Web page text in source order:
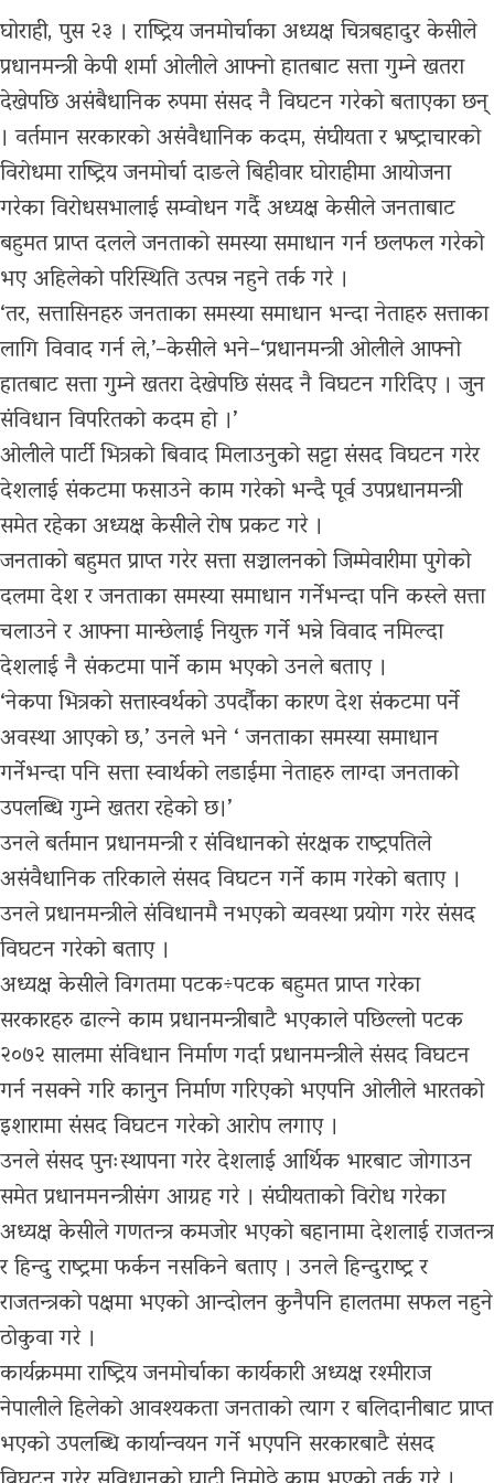
घोराही, पुस २३ । राष्ट्रिय जनमोर्चाका अध्यक्ष चित्रबहादुर केसीले
प्रधानमन्त्री केपी शर्मा ओलीले आफ्नो हातबाट सत्ता गुम्ने खतरा
देखेपछि असंबैधानिक रुपमा संसद नै विघटन गरेको बताएका छन्
। वर्तमान सरकारको असंवैधानिक कदम, संघीयता र भ्रष्ट्राचारको
विरोधमा राष्ट्रिय जनमोर्चा दाङले बिहीवार घोराहीमा आयोजना
गरेका विरोधसभालाई सम्वोधन गर्दै अध्यक्ष केसीले जनताबाट
बहुमत प्राप्त दलले जनताको समस्या समाधान गर्न छलफल गरेको
भए अहिलेको परिस्थिति उत्पन्न नहुने तर्क गरे ।
‘तर, सत्तासिनहरु जनताका समस्या समाधान भन्दा नेताहरु सत्ताका
लागि विवाद गर्न ले,’–केसीले भने–‘प्रधानमन्त्री ओलीले आफ्नो
हातबाट सत्ता गुम्ने खतरा देखेपछि संसद नै विघटन गरिदिए । जुन
संविधान विपरितको कदम हो ।’
ओलीले पार्टी भित्रको बिवाद मिलाउनुको सट्टा संसद विघटन गरेर
देशलाई संकटमा फसाउने काम गरेको भन्दै पूर्व उपप्रधानमन्त्री
समेत रहेका अध्यक्ष केसीले रोष प्रकट गरे ।
जनताको बहुमत प्राप्त गरेर सत्ता सञ्चालनको जिम्मेवारीमा पुगेको
दलमा देश र जनताका समस्या समाधान गर्नेभन्दा पनि कस्ले सत्ता
चलाउने र आफ्ना मान्छेलाई नियुक्त गर्ने भन्ने विवाद नमिल्दा
देशलाई नै संकटमा पार्ने काम भएको उनले बताए ।
‘नेकपा भित्रको सत्तास्वर्थको उपर्दौका कारण देश संकटमा पर्ने
अवस्था आएको छ,’ उनले भने ‘ जनताका समस्या समाधान
गर्नेभन्दा पनि सत्ता स्वार्थको लडाईमा नेताहरु लाग्दा जनताको
उपलब्धि गुम्ने खतरा रहेको छ।’
उनले बर्तमान प्रधानमन्त्री र संविधानको संरक्षक राष्ट्रपतिले
असंवैधानिक तरिकाले संसद विघटन गर्ने काम गरेको बताए ।
उनले प्रधानमन्त्रीले संविधानमै नभएको व्यवस्था प्रयोग गरेर संसद
विघटन गरेको बताए ।
अध्यक्ष केसीले विगतमा पटक÷पटक बहुमत प्राप्त गरेका
सरकारहरु ढाल्ने काम प्रधानमन्त्रीबाटै भएकाले पछिल्लो पटक
२०७२ सालमा संविधान निर्माण गर्दा प्रधानमन्त्रीले संसद विघटन
गर्न नसक्ने गरि कानुन निर्माण गरिएको भएपनि ओलीले भारतको
इशारामा संसद विघटन गरेको आरोप लगाए ।
उनले संसद पुनःस्थापना गरेर देशलाई आर्थिक भारबाट जोगाउन
समेत प्रधानमनन्त्रीसंग आग्रह गरे । संघीयताको विरोध गरेका
अध्यक्ष केसीले गणतन्त्र कमजोर भएको बहानामा देशलाई राजतन्त्र
र हिन्दु राष्ट्रमा फर्कन नसकिने बताए । उनले हिन्दुराष्ट्र र
राजतन्त्रको पक्षमा भएको आन्दोलन कुनैपनि हालतमा सफल नहुने
ठोकुवा गरे ।
कार्यक्रममा राष्ट्रिय जनमोर्चाका कार्यकारी अध्यक्ष रश्मीराज
नेपालीले हिलेको आवश्यकता जनताको त्याग र बलिदानीबाट प्राप्त
भएको उपलब्धि कार्यान्वयन गर्ने भएपनि सरकारबाटै संसद